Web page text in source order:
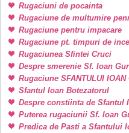
Rugaciuni de pocainta
Rugaciune de multumire
Rugaciune pentru impacare
Rugaciune pt. timpuri de
Rugaciunea Sfintei Cruci
Despre smerenie Sf. Ioan
Rugaciune SFANTULUI IOAN
Sfantul Ioan Botezatorul
Despre constiinta de Sfantul
Puterea rugaciunii Sf. Ioan
Predica de Pasti a Sfantului